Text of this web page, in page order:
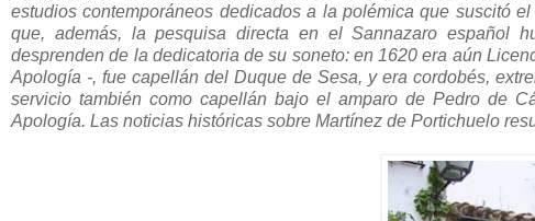
estudios contemporáneos dedicados a la polémica que suscitó
que, además, la pesquisa directa en el Sannazaro español
desprenden de la dedicatoria de su soneto: en 1620 era aún
Apología -, fue capellán del Duque de Sesa, y era cordobés,
servicio también como capellán bajo el amparo de Pedro de
Apología. Las noticias históricas sobre Martínez de Portichuelo